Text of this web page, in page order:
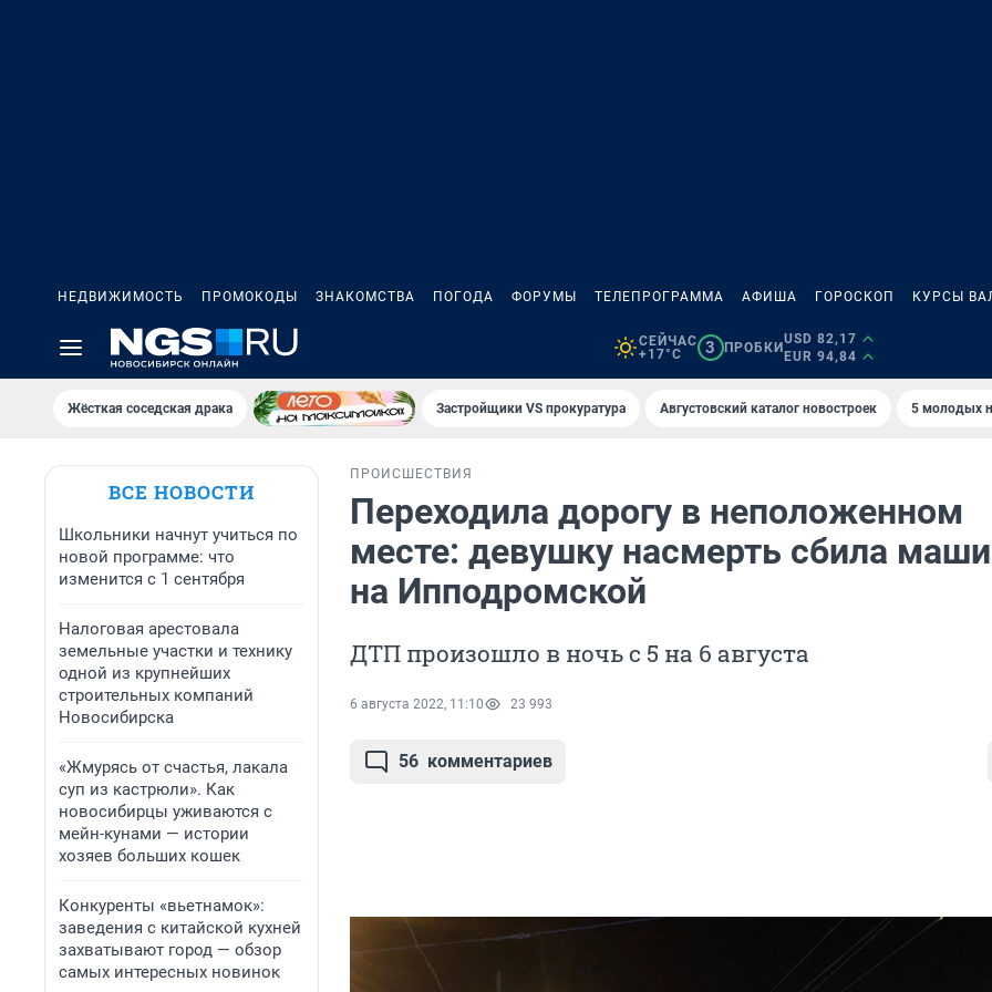
НЕДВИЖИМОСТЬ ПРОМОКОДЫ ЗНАКОМСТВА ПОГОДА ФОРУМЫ ТЕЛЕПРОГРАММА АФИША ГОРОСКОП КУРСЫ
СЕЙЧАС
+17°C
3 ПРОБКИ
USD 82,17
EUR 94,84
Жёсткая соседская драка Застройщики VS прокуратура Августовский каталог новостроек 5 молодых
ВСЕ НОВОСТИ
Школьники начнут учиться по
новой программе: что
изменится с 1 сентября
Налоговая арестовала
земельные участки и технику
одной из крупнейших
строительных компаний
Новосибирска
«Жмурясь от счастья, лакала
суп из кастрюли». Как
новосибирцы уживаются с
мейн-кунами — истории
хозяев больших кошек
Конкуренты «вьетнамок»:
заведения с китайской кухней
захватывают город — обзор
самых интересных новинок
ПРОИСШЕСТВИЯ
Переходила дорогу в неположенном
месте: девушку насмерть сбила
на Ипподромской
ДТП произошло в ночь с 5 на 6 августа
6 августа 2022, 11:10 23 993
56 комментариев